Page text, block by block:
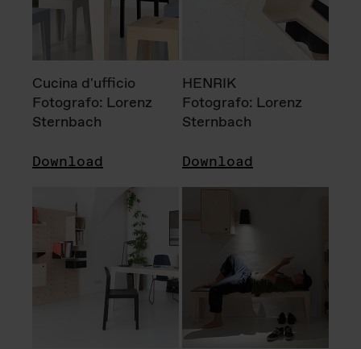
Cucina d'ufficio
Fotografo: Lorenz
Sternbach
Download
HENRIK
Fotografo: Lorenz
Sternbach
Download